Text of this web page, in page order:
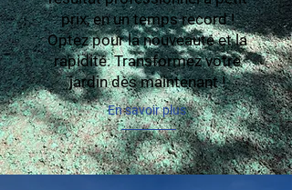
prix, en un temps record !
Optez pour la nouveauté et la
rapidité. Transformez votre
jardin dès maintenant !
En savoir plus